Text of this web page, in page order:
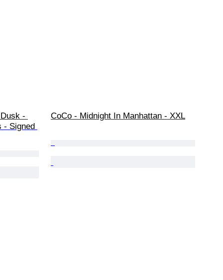
-
- Signed
CoCo - Midnight In Manhattan - XXL